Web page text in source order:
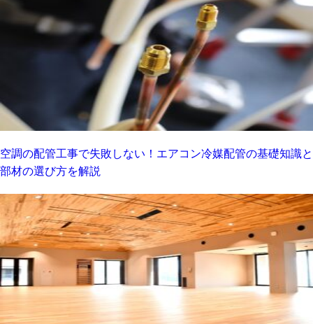
空調の配管工事で失敗しない！エアコン冷媒配管の基礎知識と
部材の選び方を解説